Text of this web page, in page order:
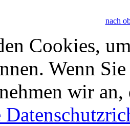
nach
Cookies,
Wenn
wir